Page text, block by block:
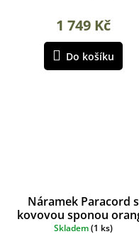
1 749 Kč
Do košíku
Náramek Paracord s
kovovou sponou
Skladem(1 ks)